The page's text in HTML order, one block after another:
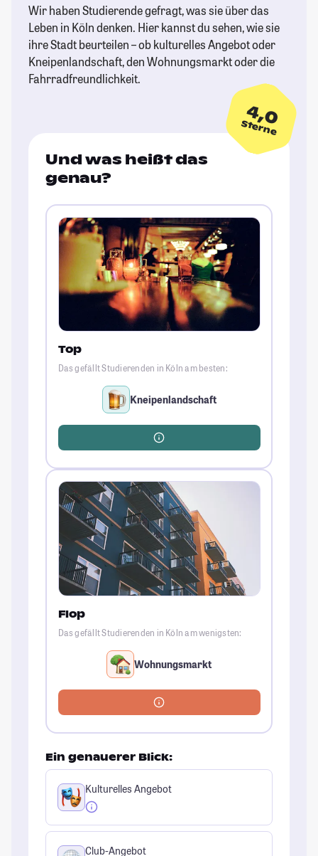
Wir haben Studierende gefragt, was sie über das
Leben in Köln denken. Hier kannst du sehen, wie sie
ihre Stadt beurteilen – ob kulturelles Angebot oder
Kneipenlandschaft, den Wohnungsmarkt oder die
Fahrradfreundlichkeit.
4,0
Sterne
Und was heißt das
genau?
Top
Das gefällt Studierenden in Köln am besten:
Kneipenlandschaft
Flop
Das gefällt Studierenden in Köln am wenigsten:
Wohnungsmarkt
Ein genauerer Blick:
Kulturelles Angebot
Club-Angebot